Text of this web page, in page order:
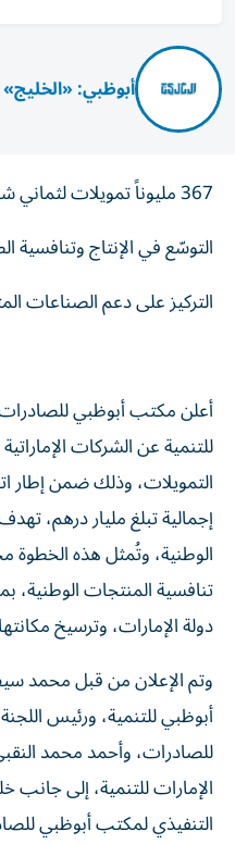
أبوظبي: «الخليج»
367 مليوناً تمويلات لثماني شركات
التوسّع في الإنتاج وتنافسية
التركيز على دعم الصناعات
أعلن مكتب أبوظبي
للتنمية عن الشركات
التمويلات، وذلك ضمن إطار
إجمالية تبلغ مليار درهم،
الوطنية، وتُمثل هذه
تنافسية المنتجات
دولة الإمارات، وترسيخ
وتم الإعلان من قبل محمد
أبوظبي للتنمية، ورئيس
للصادرات، وأحمد محمد
الإمارات للتنمية، إلى
التنفيذي لمكتب أبوظبي